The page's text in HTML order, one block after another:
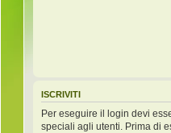
ISCRIVITI
Per eseguire il login devi
speciali agli utenti. Prima di